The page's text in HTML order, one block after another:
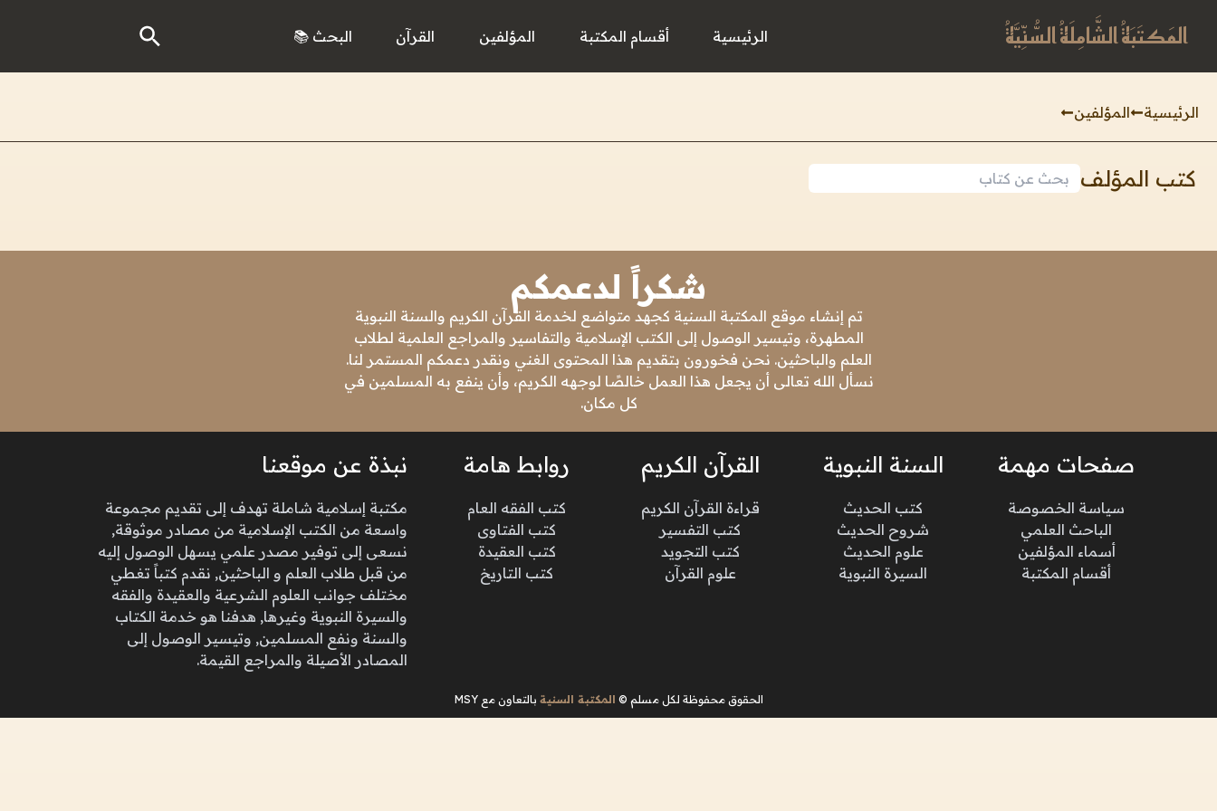
المَكتَبَةُ الشَّامِلَةُ السُّنِّيَّةُ الرئيسية أقسام المكتبة المؤلفين القرآن البحث 📚
الرئيسية المؤلفين
كتب المؤلف
شكراً لدعمكم
تم إنشاء موقع المكتبة السنية كجهد متواضع لخدمة القرآن الكريم والسنة النبوية
المطهرة، وتيسير الوصول إلى الكتب الإسلامية والتفاسير والمراجع العلمية لطلاب
العلم والباحثين. نحن فخورون بتقديم هذا المحتوى الغني ونقدر دعمكم المستمر لنا.
نسأل الله تعالى أن يجعل هذا العمل خالصًا لوجهه الكريم، وأن ينفع به المسلمين في
كل مكان.
صفحات مهمة
سياسة الخصوصة
الباحث العلمي
أسماء المؤلفين
أقسام المكتبة
السنة النبوية
كتب الحديث
شروح الحديث
علوم الحديث
السيرة النبوية
القرآن الكريم
قراءة القرآن الكريم
كتب التفسير
كتب التجويد
علوم القرآن
روابط هامة
كتب الفقه العام
كتب الفتاوى
كتب العقيدة
كتب التاريخ
نبذة عن موقعنا
مكتبة إسلامية شاملة تهدف إلى تقديم مجموعة
واسعة من الكتب الإسلامية من مصادر موثوقة,
نسعى إلى توفير مصدر علمي يسهل الوصول إليه
من قبل طلاب العلم و الباحثين, نقدم كتباً تغطي
مختلف جوانب العلوم الشرعية والعقيدة والفقه
والسيرة النبوية وغيرها, هدفنا هو خدمة الكتاب
والسنة ونفع المسلمين, وتيسير الوصول إلى
المصادر الأصيلة والمراجع القيمة.
الحقوق محفوظة لكل مسلم © المكتبة السنية بالتعاون مع MSY